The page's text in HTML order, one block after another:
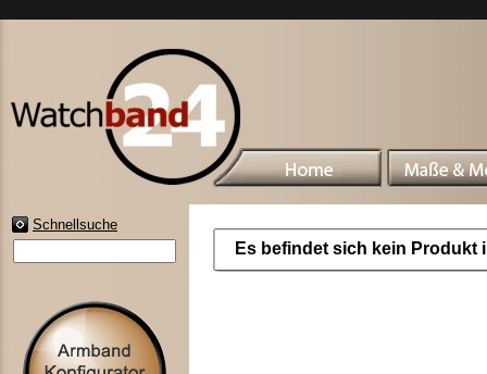
Schnellsuche
Es befindet sich kein Produkt